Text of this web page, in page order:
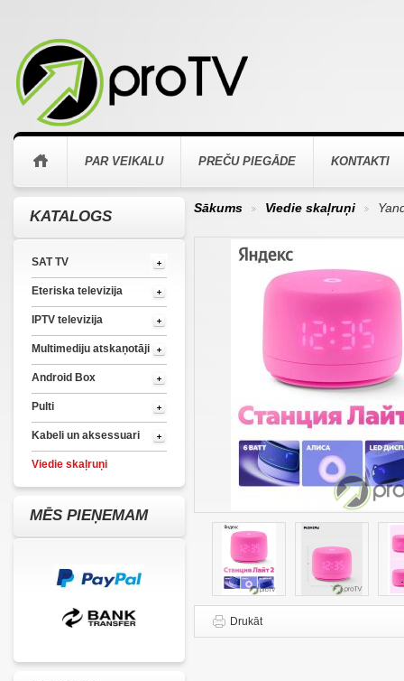
PAR VEIKALU PREČU PIEGĀDE KONTAKTI
KATALOGS
SAT TV
Eteriska televizija
IPTV televizija
Multimediju atskaņotāji
Android Box
Pulti
Kabeli un aksessuari
Viedie skaļruņi
MĒS PIEŅEMAM
Sākums
Viedie skaļruņi
Drukāt